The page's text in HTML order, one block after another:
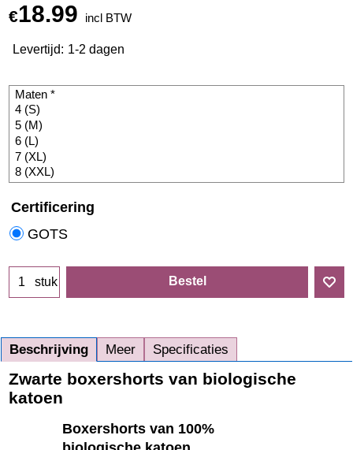
€18.99 incl BTW
Levertijd: 1-2 dagen
Certificering
GOTS
stuk Bestel
Beschrijving Meer Specificaties
Zwarte boxershorts van biologische
katoen
Boxershorts van 100%